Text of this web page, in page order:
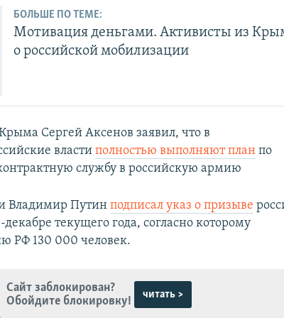
БОЛЬШЕ ПО ТЕМЕ:
Мотивация деньгами. Активисты из
о российской мобилизации
Сергей Аксенов заявил, что в
властиполностью выполняют план по
службу в российскую армию
Владимир Путинподписал указ о призыве
текущего года, согласно которому
РФ 130 000 человек.
Сайт заблокирован?
Обойдите блокировку!
читать >